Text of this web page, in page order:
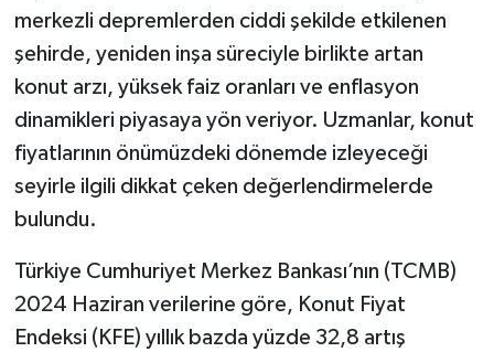
merkezli depremlerden ciddi şekilde etkilenen
şehirde, yeniden inşa süreciyle birlikte artan
konut arzı, yüksek faiz oranları ve enflasyon
dinamikleri piyasaya yön veriyor. Uzmanlar, konut
fiyatlarının önümüzdeki dönemde izleyeceği
seyirle ilgili dikkat çeken değerlendirmelerde
bulundu.
Türkiye Cumhuriyet Merkez Bankası’nın (TCMB)
2024 Haziran verilerine göre, Konut Fiyat
Endeksi (KFE) yıllık bazda yüzde 32,8 artış